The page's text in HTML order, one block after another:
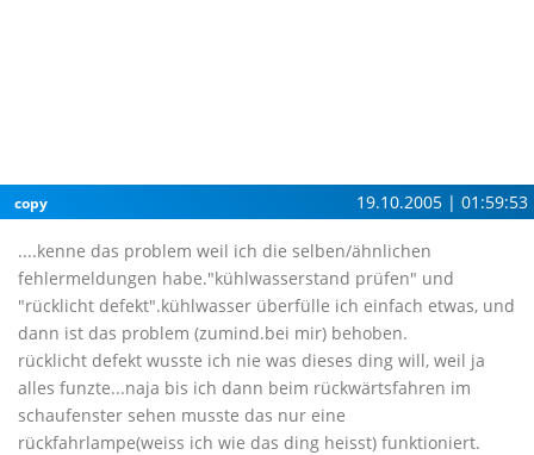
copy 19.10.2005 | 01:59:53
....kenne das problem weil ich die selben/ähnlichen
fehlermeldungen habe."kühlwasserstand prüfen" und
"rücklicht defekt".kühlwasser überfülle ich einfach etwas, und
dann ist das problem (zumind.bei mir) behoben.
rücklicht defekt wusste ich nie was dieses ding will, weil ja
alles funzte...naja bis ich dann beim rückwärtsfahren im
schaufenster sehen musste das nur eine
rückfahrlampe(weiss ich wie das ding heisst) funktioniert.